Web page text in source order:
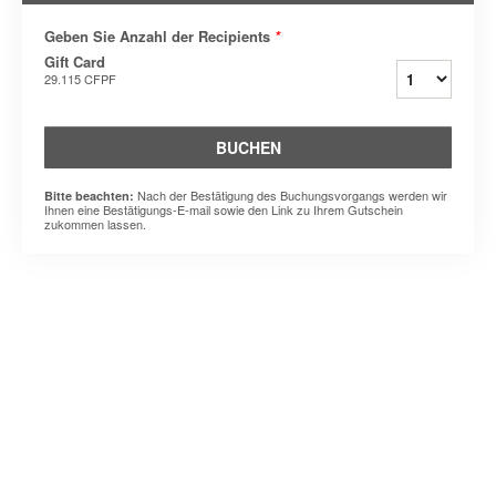
Geben Sie Anzahl der Recipients *
Gift Card
29.115 CFPF
BUCHEN
Bitte beachten: Nach der Bestätigung des Buchungsvorgangs werden wir
Ihnen eine Bestätigungs-E-mail sowie den Link zu Ihrem Gutschein
zukommen lassen.